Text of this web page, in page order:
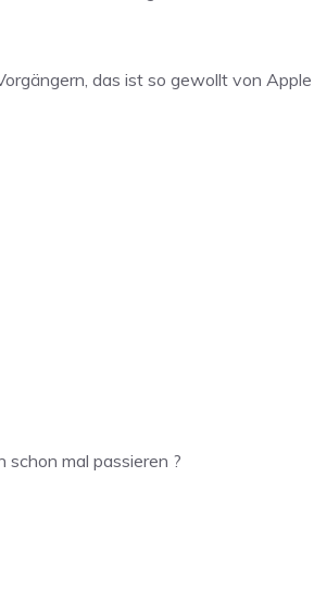
das ist so gewollt von
schon mal passieren ?